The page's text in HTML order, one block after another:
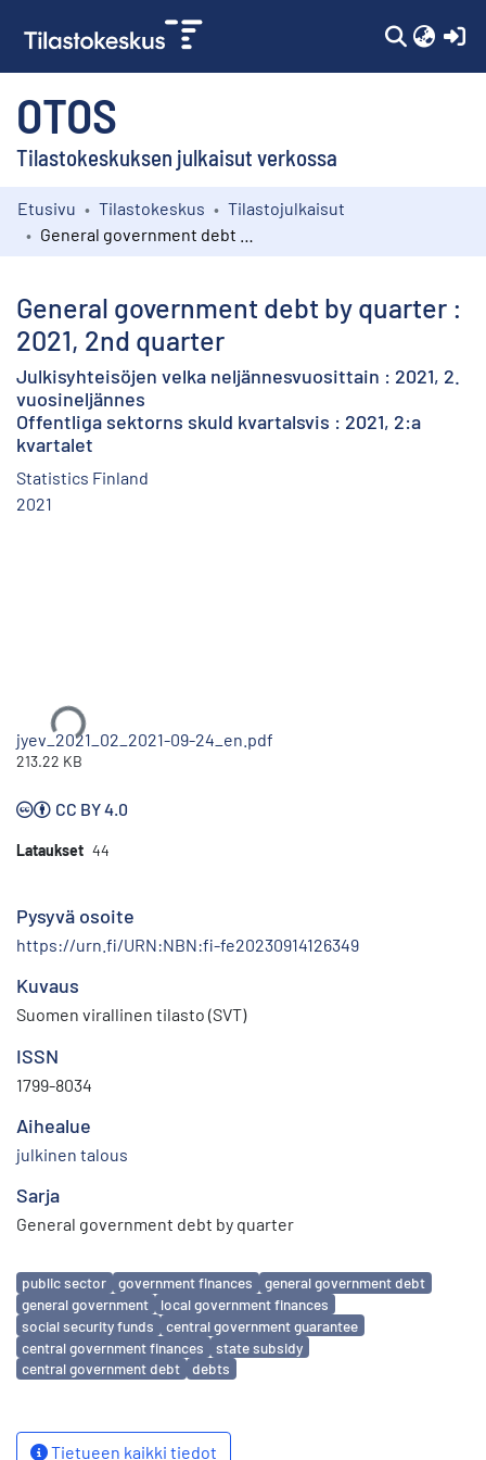
OTOS
Tilastokeskuksen julkaisut verkossa
Kokoelmat
Etusivu Tilastokeskus
Tilastojulkaisut
General government debt by quarter :
2021, 2nd quarter
Julkisyhteisöjen velka neljännesvuosittain : 2021, 2.
vuosineljännes
Offentliga sektorns skuld kvartalsvis : 2021, 2:a
kvartalet
Statistics Finland
2021
jyev_2021_02_2021-09-24_en.pdf
213.22 KB
CC BY 4.0
Lataukset 44
Pysyvä osoite
https://urn.fi/URN:NBN:fi-fe20230914126349
Kuvaus
Suomen virallinen tilasto (SVT)
ISSN
1799-8034
Aihealue
julkinen talous
Sarja
General government debt by quarter
Avainsanat
public sector government finances
general government debt
general government
local government finances
social security funds
central government guarantee
central government finances
state subsidy
central government debt
debts
Tietueen kaikki tiedot